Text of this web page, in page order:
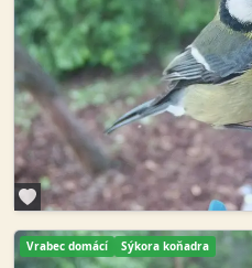
Vrabec domácí Sýkora koňadra